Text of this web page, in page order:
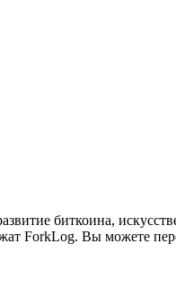
биткоина,
ForkLog. Вы можете